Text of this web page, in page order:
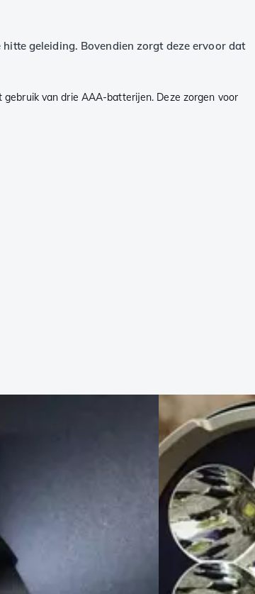
geleiding. Bovendien zorgt deze ervoor dat
van drie AAA-batterijen. Deze zorgen voor